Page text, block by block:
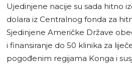
Ujedinjene nacije su sada hitno
dolara iz Centralnog fonda za
Sjedinjene Američke Države
i finansiranje do 50 klinika za
pogođenim regijama Konga i